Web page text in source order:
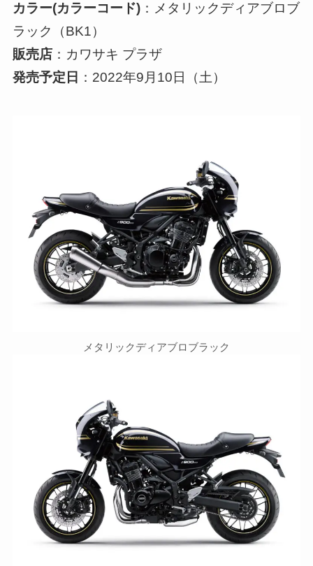
カラー(カラーコード)：メタリックディアブロブ
ラック（BK1）
販売店：カワサキ プラザ
発売予定日 ：2022年9月10日（土）
メタリックディアブロブラック